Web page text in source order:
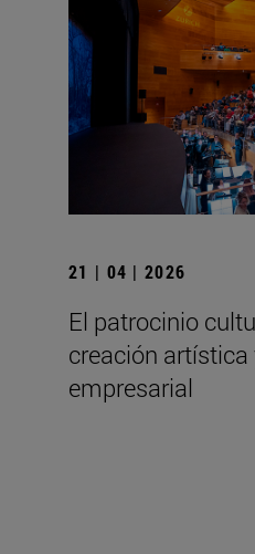
21 | 04 | 2026
El patrocinio
creación
empresarial